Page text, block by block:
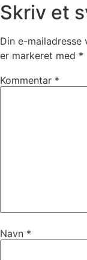
Skriv et
Din e-
er markeret med *
Kommentar *
Navn *